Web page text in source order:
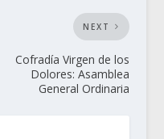
NEXT
Cofradía Virgen de los
Dolores: Asamblea
General Ordinaria